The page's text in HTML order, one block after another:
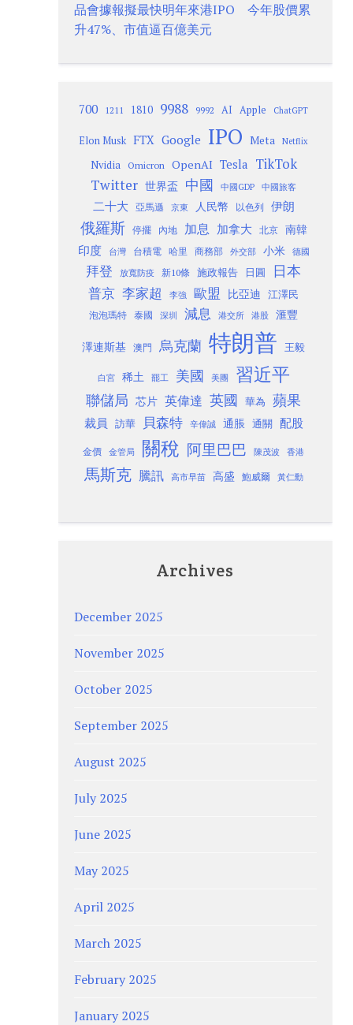
品會據報擬最快明年來港IPO 今年股價累
升47%、市值逼百億美元
700 1211 1810 9988 9992 AI Apple ChatGPT
Elon Musk FTX Google IPO Meta Netflix
Nvidia Omicron OpenAI Tesla TikTok
Twitter 世界盃 中國 中國GDP 中國旅客
二十大 亞馬遜 京東 人民幣 以色列 伊朗
俄羅斯 停擺 內地 加息 加拿大 北京
南韓
印度
台灣 台積電 哈里 商務部 外交部 小米 德國
拜登 放寬防疫 新10條 施政報告 日圓 日本
普京 李家超 李強 歐盟 比亞迪 江澤民
泡泡瑪特 泰國 深圳 減息 港交所 港股 滙豐
澤連斯基 澳門 烏克蘭 特朗普 王毅
白宮 稀土 罷工 美國 美團 習近平
聯儲局 芯片 英偉達 英國 華為 蘋果
裁員 訪華 貝森特 辛偉誠 通脹 通關 配股
金價 金管局 關稅 阿里巴巴 陳茂波 香港
馬斯克 騰訊 高市早苗 高盛 鮑威爾 黃仁勳
Archives
December 2025
November 2025
October 2025
September 2025
August 2025
July 2025
June 2025
May 2025
April 2025
March 2025
February 2025
January 2025